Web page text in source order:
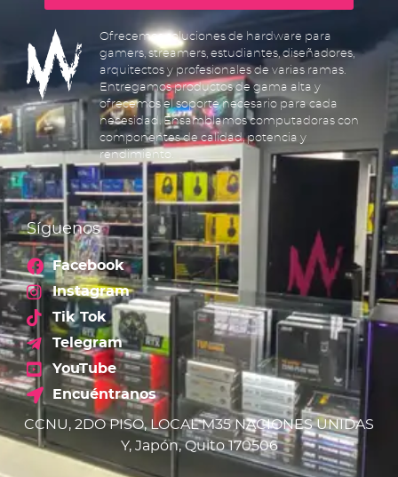
Ofrecemos soluciones de hardware para
gamers, streamers, estudiantes, diseñadores,
arquitectos y profesionales de varias ramas.
Entregamos productos de gama alta y
ofrecemos el soporte necesario para cada
necesidad. Ensamblamos computadoras con
componentes de calidad, potencia y
rendimiento.
Síguenos
Facebook
Instagram
Tik Tok
Telegram
YouTube
Encuéntranos
CCNU, 2DO PISO, LOCAL M35 NACIONES UNIDAS
Y, Japón, Quito 170506